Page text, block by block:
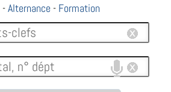
-Alternance - Formation